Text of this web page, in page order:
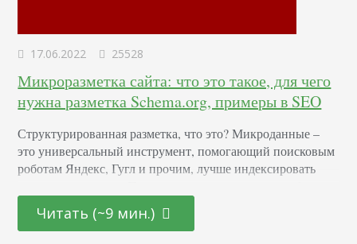
17.06.2022 25528
Микроразметка сайта: что это такое, для чего
нужна разметка Schema.org, примеры в SEO
Структурированная разметка, что это? Микроданные –
это универсальный инструмент, помогающий поисковым
роботам Яндекс, Гугл и прочим, лучше индексировать
тегов, описывающих элементы. Крупные ПС имеют для
этих целей специально разработанный словарь,
Читать (~9 мин.)